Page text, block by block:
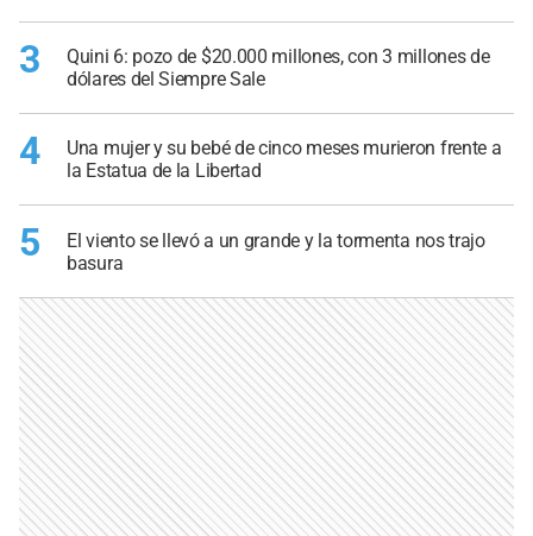
3
Quini 6: pozo de $20.000 millones, con 3 millones de
dólares del Siempre Sale
4
Una mujer y su bebé de cinco meses murieron frente a
la Estatua de la Libertad
5
El viento se llevó a un grande y la tormenta nos trajo
basura